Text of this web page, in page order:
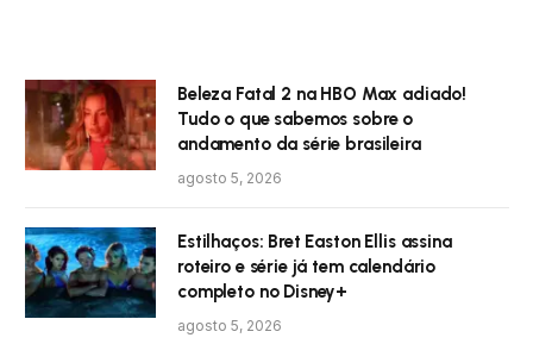
Beleza Fatal 2 na HBO Max adiado!
Tudo o que sabemos sobre o
andamento da série brasileira
agosto 5, 2026
Estilhaços: Bret Easton Ellis assina
roteiro e série já tem calendário
completo no Disney+
agosto 5, 2026